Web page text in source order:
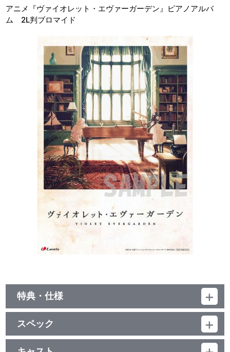
アニメ『ヴァイオレット・エヴァーガーデン』ピアノアルバ
ム 2L判ブロマイド
特典・仕様
他、仕様
描き下ろしイラストジャケット／デジパック
スペック
品番：LACA-9879
ジャンル：国内アニメ音楽